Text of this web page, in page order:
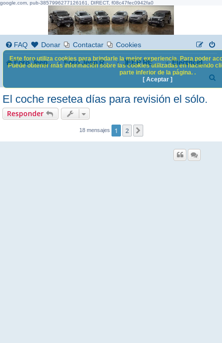
google.com, pub-3857996277126161, DIRECT, f08c47fec0942fa0
FAQ Donar Contactar Cookies
Foro Jeep Renegade Foro Jeep Renegade JEEP RENEGADE
Electricidad, electrónica y multimedia
El coche resetea días para revisión el sólo.
Responder
18 mensajes 1 2
Este foro utiliza cookies para brindarle la mejor experiencia. Para poder
Puede obtener más información sobre las cookies utilizadas en haciendo
parte inferior de la página. .
[ Aceptar ]